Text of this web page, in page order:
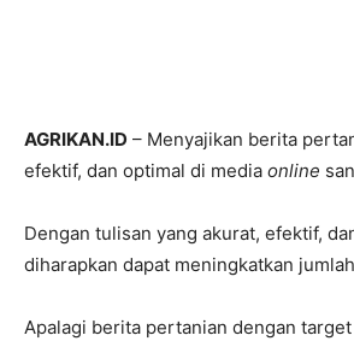
AGRIKAN.ID – Menyajikan berita
efektif, dan optimal di media online
Dengan tulisan yang akurat, efektif,
diharapkan dapat meningkatkan
Apalagi berita pertanian dengan